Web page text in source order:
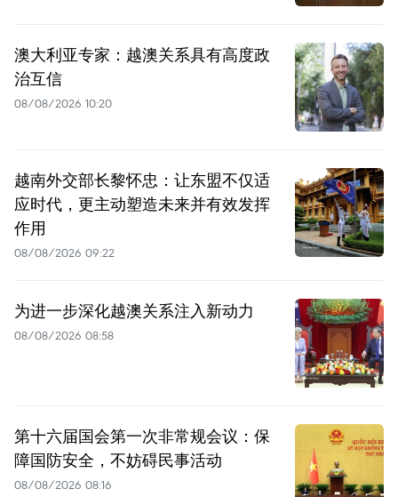
澳大利亚专家：越澳关系具有高度政
治互信
08/08/2026 10:20
越南外交部长黎怀忠：让东盟不仅适
应时代，更主动塑造未来并有效发挥
作用
08/08/2026 09:22
为进一步深化越澳关系注入新动力
08/08/2026 08:58
第十六届国会第一次非常规会议：保
障国防安全，不妨碍民事活动
08/08/2026 08:16